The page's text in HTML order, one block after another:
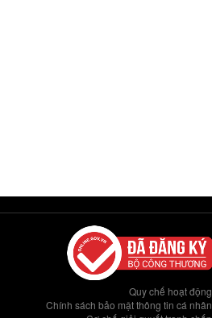
Quy chế hoạt động
Chính sách bảo mật thông tin cá nhân